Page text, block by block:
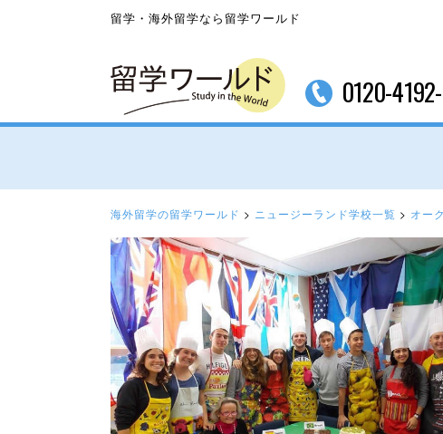
留学・海外留学なら留学ワールド
0120-
海外留学の留学ワールド > ニュージーランド学校一覧 > オー